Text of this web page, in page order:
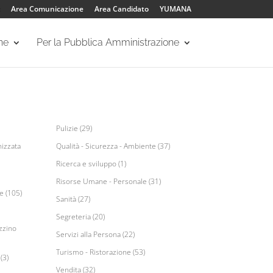
Area Comunicazione Area Candidato YUMANA
Per la Pubblica Amministrazione
(105)
Pulizie (29)
Qualità - Sicurezza - Ambiente (37)
Ricerca e sviluppo (1)
Risorse Umane - Personale (31)
Sanità (27)
Segreteria (20)
Servizi alla Persona (22)
Turismo - Ristorazione (53)
Vendita (32)